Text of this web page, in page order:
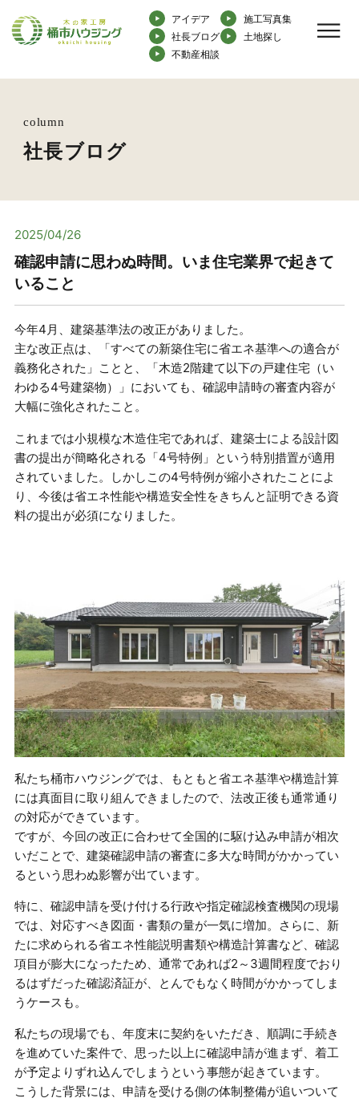
アイデア
施工写真集
社長ブログ
土地探し
不動産相談
column
社長ブログ
2025/04/26
確認申請に思わぬ時間。いま住宅業界で起きて
いること
今年4月、建築基準法の改正がありました。
主な改正点は、「すべての新築住宅に省エネ基準への適合が
義務化された」ことと、「木造2階建て以下の戸建住宅（い
わゆる4号建築物）」においても、確認申請時の審査内容が
大幅に強化されたこと。
これまでは小規模な木造住宅であれば、建築士による設計図
書の提出が簡略化される「4号特例」という特別措置が適用
されていました。しかしこの4号特例が縮小されたことによ
り、今後は省エネ性能や構造安全性をきちんと証明できる資
料の提出が必須になりました。
私たち桶市ハウジングでは、もともと省エネ基準や構造計算
には真面目に取り組んできましたので、法改正後も通常通り
の対応ができています。
ですが、今回の改正に合わせて全国的に駆け込み申請が相次
いだことで、建築確認申請の審査に多大な時間がかかってい
るという思わぬ影響が出ています。
特に、確認申請を受け付ける行政や指定確認検査機関の現場
では、対応すべき図面・書類の量が一気に増加。さらに、新
たに求められる省エネ性能説明書類や構造計算書など、確認
項目が膨大になったため、通常であれば2～3週間程度でおり
るはずだった確認済証が、とんでもなく時間がかかってしま
うケースも。
私たちの現場でも、年度末に契約をいただき、順調に手続き
を進めていた案件で、思った以上に確認申請が進まず、着工
が予定よりずれ込んでしまうという事態が起きています。
こうした背景には、申請を受ける側の体制整備が追いついて